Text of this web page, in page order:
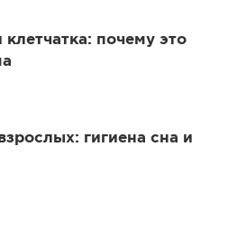
почему это
гигиена сна и